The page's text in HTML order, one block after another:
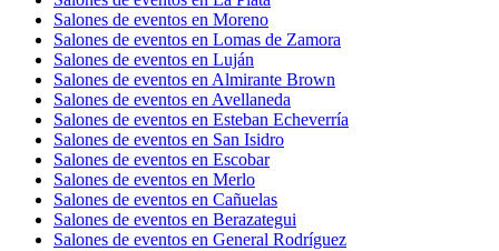
Salones de eventos en Moreno
Salones de eventos en Lomas de Zamora
Salones de eventos en Luján
Salones de eventos en Almirante Brown
Salones de eventos en Avellaneda
Salones de eventos en Esteban Echeverría
Salones de eventos en San Isidro
Salones de eventos en Escobar
Salones de eventos en Merlo
Salones de eventos en Cañuelas
Salones de eventos en Berazategui
Salones de eventos en General Rodríguez